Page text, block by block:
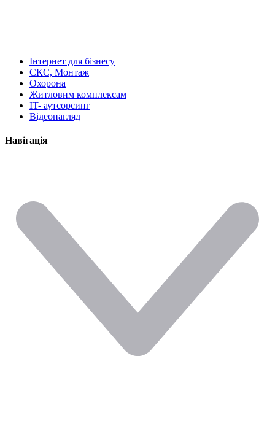
Інтернет для бізнесу
СКС, Монтаж
Охорона
Житловим комплексам
IT- аутсорсинг
Відеонагляд
Навігація